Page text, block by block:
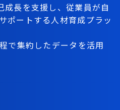
長を支援し、従業員が自
ポートする人材育成プラッ
で集約したデータを活用